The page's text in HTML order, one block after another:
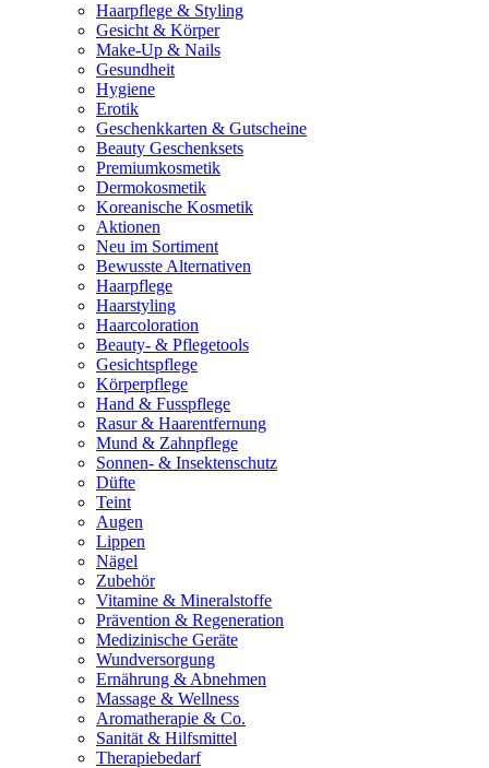
Haarpflege & Styling
Gesicht & Körper
Make-Up & Nails
Gesundheit
Hygiene
Erotik
Geschenkkarten & Gutscheine
Beauty Geschenksets
Premiumkosmetik
Dermokosmetik
Koreanische Kosmetik
Aktionen
Neu im Sortiment
Bewusste Alternativen
Haarpflege
Haarstyling
Haarcoloration
Beauty- & Pflegetools
Gesichtspflege
Körperpflege
Hand & Fusspflege
Rasur & Haarentfernung
Mund & Zahnpflege
Sonnen- & Insektenschutz
Düfte
Teint
Augen
Lippen
Nägel
Zubehör
Vitamine & Mineralstoffe
Prävention & Regeneration
Medizinische Geräte
Wundversorgung
Ernährung & Abnehmen
Massage & Wellness
Aromatherapie & Co.
Sanität & Hilfsmittel
Therapiebedarf